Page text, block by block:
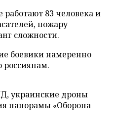
работают 83 человека и
пожару
сложности.
боевики намеренно
россиянам.
украинские дроны
панорамы «Оборона